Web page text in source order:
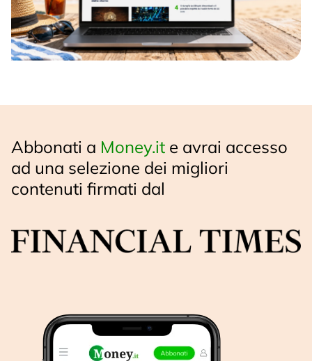
Abbonati a Money.it e avrai accesso
ad una selezione dei migliori
contenuti firmati dal